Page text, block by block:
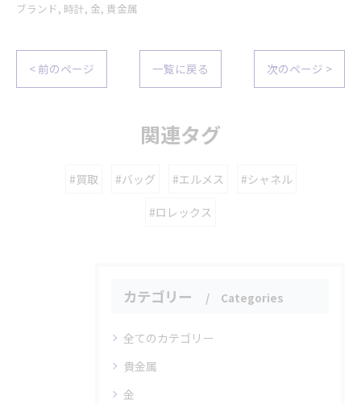
ブランド 時計 金 貴金属
< 前のページ 一覧に戻る 次のページ >
関連タグ
#買取 #バッグ #エルメス #シャネル
#ロレックス
カテゴリー Categories
全てのカテゴリー
貴金属
金